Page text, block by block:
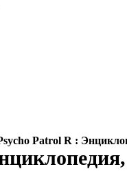
Patrol R :